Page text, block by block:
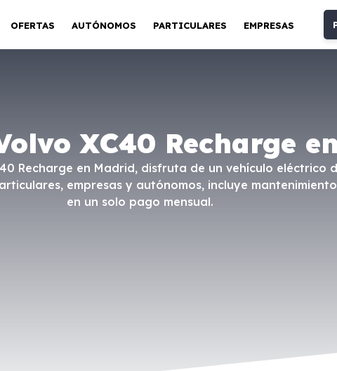
OFERTAS AUTÓNOMOS PARTICULARES EMPRESAS
XC40 Recharge
Recharge en Madrid, disfruta de un vehículo eléctrico
empresas y autónomos, incluye
en un solo pago mensual.